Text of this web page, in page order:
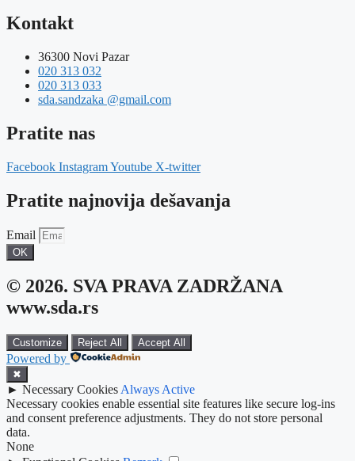
Kontakt
36300 Novi Pazar
020 313 032
020 313 033
sda.sandzaka @gmail.com
Pratite nas
Facebook InstagramYoutube X-twitter
Pratite najnovija dešavanja
Email
OK
© 2026. SVA PRAVA ZADRŽANA
www.sda.rs
Customize Reject All Accept All
Powered by
✖
► Necessary Cookies Always Active
Necessary cookies enable essential site features like secure log-ins
and consent preference adjustments. They do not store personal
data.
None